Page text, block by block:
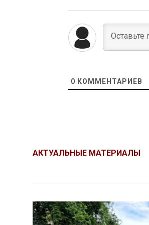
0 КОММЕНТАРИЕВ
АКТУАЛЬНЫЕ МАТЕРИАЛЫ